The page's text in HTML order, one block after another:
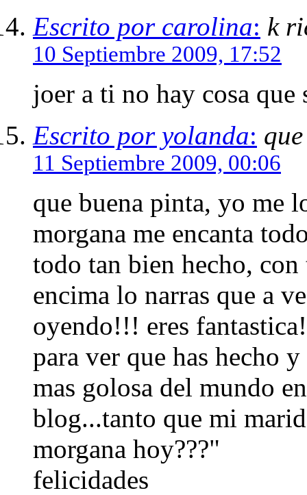
Escrito por carolina: k
10 Septiembre 2009, 17:52
joer a ti no hay cosa que
Escrito por yolanda:
11 Septiembre 2009, 00:06
que buena pinta, yo me
morgana me encanta
todo tan bien hecho,
encima lo narras que a
oyendo!!! eres
para ver que has hecho
mas golosa del mundo
blog...tanto que mi
morgana hoy???"
felicidades